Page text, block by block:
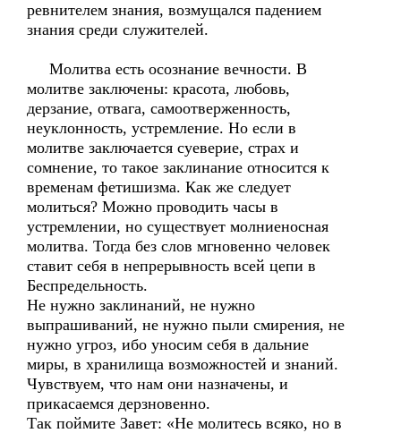
ревнителем знания, возмущался падением
знания среди служителей.
Молитва есть осознание вечности. В
молитве заключены: красота, любовь,
дерзание, отвага, самоотверженность,
неуклонность, устремление. Но если в
молитве заключается суеверие, страх и
сомнение, то такое заклинание относится к
временам фетишизма. Как же следует
молиться? Можно проводить часы в
устремлении, но существует молниеносная
молитва. Тогда без слов мгновенно человек
ставит себя в непрерывность всей цепи в
Беспредельность.
Не нужно заклинаний, не нужно
выпрашиваний, не нужно пыли смирения, не
нужно угроз, ибо уносим себя в дальние
миры, в хранилища возможностей и знаний.
Чувствуем, что нам они назначены, и
прикасаемся дерзновенно.
Так поймите Завет: «Не молитесь всяко, но в